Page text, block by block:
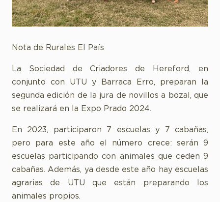
Nota de Rurales El País
La Sociedad de Criadores de Hereford, en
conjunto con UTU y Barraca Erro, preparan la
segunda edición de la jura de novillos a bozal, que
se realizará en la Expo Prado 2024.
En 2023, participaron 7 escuelas y 7 cabañas,
pero para este año el número crece: serán 9
escuelas participando con animales que ceden 9
cabañas. Además, ya desde este año hay escuelas
agrarias de UTU que están preparando los
animales propios.